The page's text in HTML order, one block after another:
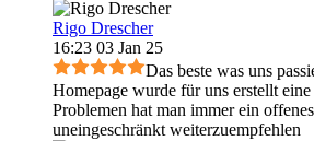
Rigo Drescher
16:23 03 Jan 25
Das beste was uns
Homepage wurde für uns erstellt
Problemen hat man immer ein
uneingeschränkt weiterzuempfehlen